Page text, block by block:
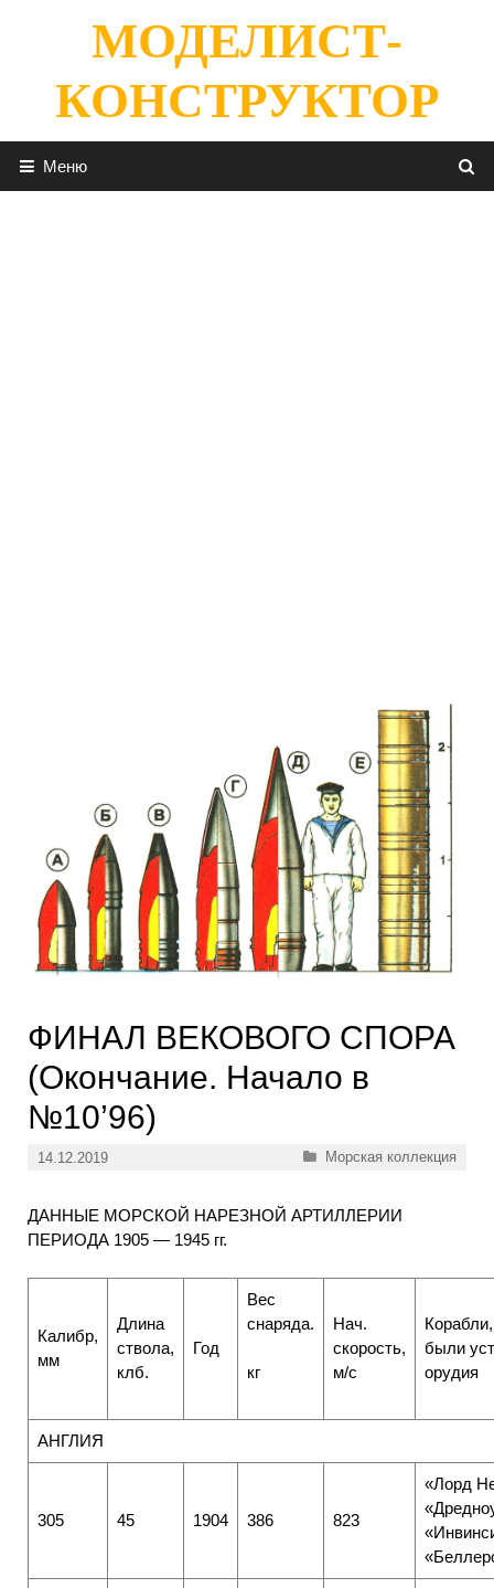
содержимомуМОДЕЛИСТ-
КОНСТРУКТОР
Меню
ФИНАЛ ВЕКОВОГО СПОРА
(Окончание. Начало в
№10’96)
14.12.2019 Рубрики
Морская коллекция
ДАННЫЕ МОРСКОЙ НАРЕЗНОЙ АРТИЛЛЕРИИ
ПЕРИОДА 1905 — 1945 гг.
Калибр,
мм
Длина
ствола,
клб.
Год
Вес
снаряда.
кг
Нач.
скорость,
м/с
были
орудия
АНГЛИЯ
305 45 1904 386 823
«Лорд